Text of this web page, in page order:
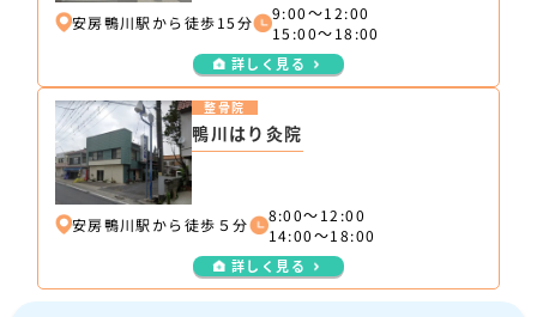
安房鴨川駅から徒歩15分
9:00～12:00
15:00～18:00
詳しく見る
鴨川はり灸院
整骨院
安房鴨川駅から徒歩５分
8:00～12:00
14:00～18:00
詳しく見る